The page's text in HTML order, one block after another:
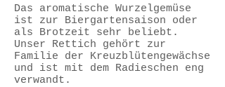
Das aromatische Wurzelgemüse
ist zur Biergartensaison oder
als Brotzeit sehr beliebt.
Unser Rettich gehört zur
Familie der Kreuzblütengewächse
und ist mit dem Radieschen eng
verwandt.